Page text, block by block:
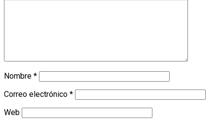
Nombre *
Correo electrónico *
Web